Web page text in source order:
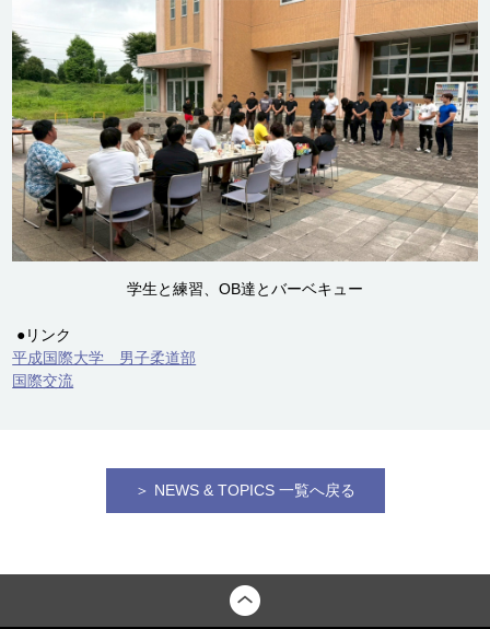
学生と練習、OB達とバーベキュー
●リンク
平成国際大学 男子柔道部
国際交流
＞ NEWS & TOPICS 一覧へ戻る